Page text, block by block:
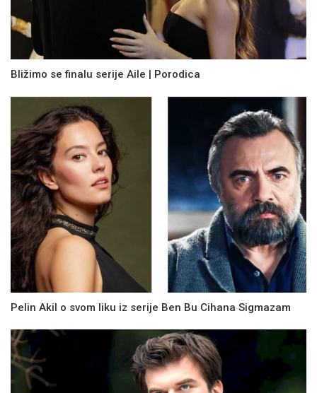
Bližimo se finalu serije Aile | Porodica
Pelin Akil o svom liku iz serije Ben Bu Cihana Sigmazam